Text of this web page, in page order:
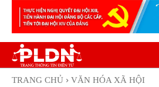
TRANG CHỦ VĂN HÓA XÃ HỘI